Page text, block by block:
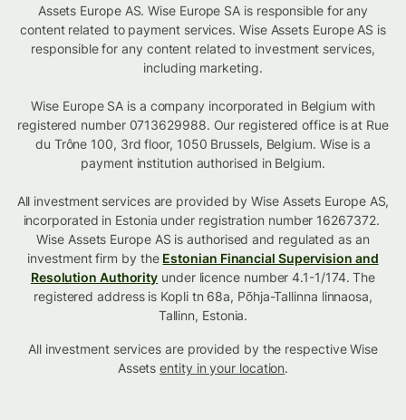
Assets Europe AS. Wise Europe SA is responsible for any
content related to payment services. Wise Assets Europe AS is
responsible for any content related to investment services,
including marketing.
Wise Europe SA is a company incorporated in Belgium with
registered number 0713629988. Our registered office is at Rue
du Trône 100, 3rd floor, 1050 Brussels, Belgium. Wise is a
payment institution authorised in Belgium.
All investment services are provided by Wise Assets Europe AS,
incorporated in Estonia under registration number 16267372.
Wise Assets Europe AS is authorised and regulated as an
investment firm by the Estonian Financial Supervision and
Resolution Authority under licence number 4.1-1/174. The
registered address is Kopli tn 68a, Põhja-Tallinna linnaosa,
Tallinn, Estonia.
All investment services are provided by the respective Wise
Assetsentity in your location.